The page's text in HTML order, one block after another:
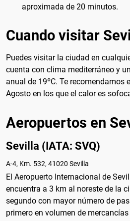
aproximada de 20 minutos.
Cuando visitar
Puedes visitar la ciudad en
cuenta con clima mediterráneo y
anual de 19ºC. Te recomendamos
Agosto en los que el calor es
Aeropuertos en
Sevilla (IATA: SVQ)
A-4, Km. 532, 41020 Sevilla
El Aeropuerto Internacional de
encuentra a 3 km al noreste de la
segundo con mayor número de
primero en volumen de mercancías